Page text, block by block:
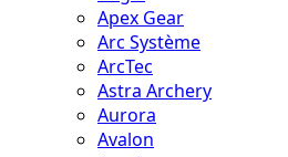
Apex Gear
Arc Système
ArcTec
Astra Archery
Aurora
Avalon